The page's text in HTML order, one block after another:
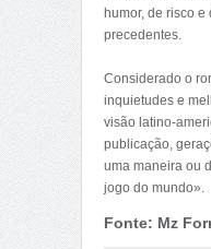
humor, de risco
precedentes.
Considerado o
inquietudes e
visão latino-
publicação,
uma maneira ou
jogo do mundo».
Fonte: Mz